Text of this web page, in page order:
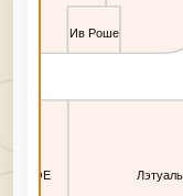
Ив Роше
ТВОЕ Лэтуаль